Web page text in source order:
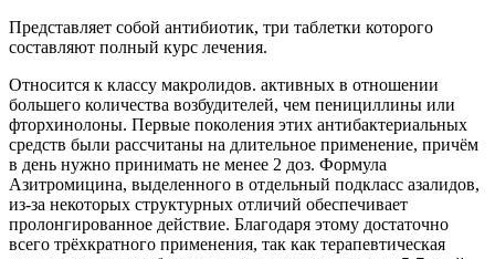
Представляет собой антибиотик, три таблетки которого
составляют полный курс лечения.
Относится к классу макролидов. активных в отношении
большего количества возбудителей, чем пенициллины или
фторхинолоны. Первые поколения этих антибактериальных
средств были рассчитаны на длительное применение, причём
в день нужно принимать не менее 2 доз. Формула
Азитромицина, выделенного в отдельный подкласс азалидов,
из-за некоторых структурных отличий обеспечивает
пролонгированное действие. Благодаря этому достаточно
всего трёхкратного применения, так как терапевтическая